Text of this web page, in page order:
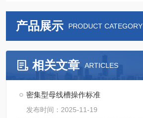
产品展示 PRODUCT CATEGORY
相关文章 ARTICLES
密集型母线槽操作标准
发布时间：2025-11-19